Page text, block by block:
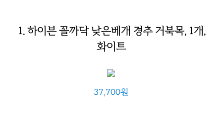
1. 하이븐 꼴까닥 낮은베개 경추 거북목, 1개,
화이트
37,700원